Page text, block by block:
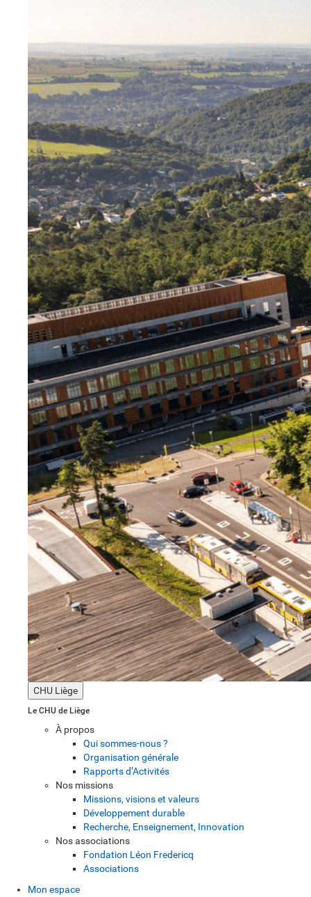
CHU Liège
Le CHU de Liège
À propos
Qui sommes-nous ?
Organisation générale
Rapports d’Activités
Nos missions
Missions, visions et valeurs
Développement durable
Recherche, Enseignement, Innovation
Nos associations
Fondation Léon Fredericq
Associations
Mon espace